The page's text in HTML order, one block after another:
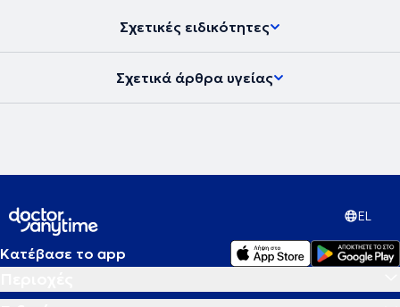
κύστης. Από το 2014 μέχρι και σήμερα είναι Διευθυντής στο
Ουρολογικό τμήμα της Κλινικής "Ασκληπιείο" στη Λάρισα. Έχει
παρακολουθήσει πλήθος διεθνών σεμιναρίων και συνεδρίων και
ιδιαίτερα έχει συμμετέχει σχεδόν σε όλα τα συνέδρια της
Αμερικανικής Ουρολογικής Εταιρείας, ενώ αριθμεί περισσότερες
από 100 εργασίες σε ελληνικά συνέδρια και 24 εργασίες σε διεθνή.
Σχετικές ειδικότητες
Σχετικά άρθρα υγείας
EL
Κατέβασε το app